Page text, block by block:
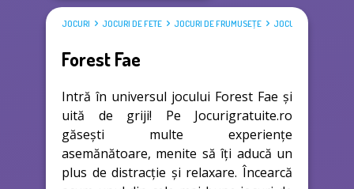
JOCURI JOCURI DE FETE JOCURI DE FRUMUSEŢE JOCURI DE ÎMBRĂCAT
Forest Fae
Intră în universul jocului Forest Fae și
uită de griji! Pe Jocurigratuite.ro
găsești multe experiențe
asemănătoare, menite să îți aducă un
plus de distracție și relaxare. Încearcă